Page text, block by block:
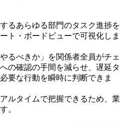
るあらゆる部門のタスク進捗を
ト・ボードビューで可視化しま
るべきか」を関係者全員がチェ
の確認の手間を減らせ、遅延タ
要な行動を瞬時に判断できま
ルタイムで把握できるため、業
。